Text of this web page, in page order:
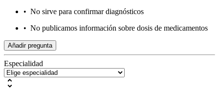
• No sirve para confirmar diagnósticos
• No publicamos información sobre dosis de medicamentos
Añadir pregunta
Especialidad